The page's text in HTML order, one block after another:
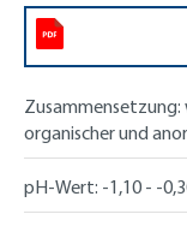
Zusammensetzung:
organischer und
pH-Wert: -1,10 - -